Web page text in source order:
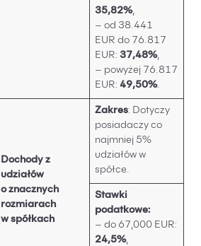
35,82%,
– od 38.441
EUR do 76.817
EUR: 37,48%,
– powyżej 76.817
EUR: 49,50%.
Dochody z
udziałów
o znacznych
rozmiarach
w spółkach
Zakres: Dotyczy
posiadaczy co
najmniej 5%
udziałów w
spółce.
Stawki
podatkowe:
– do 67,000 EUR:
24,5%,